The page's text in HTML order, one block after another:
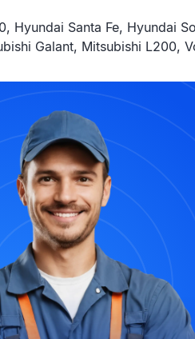
Santa Fe, Hyundai
Galant, Mitsubishi L200,